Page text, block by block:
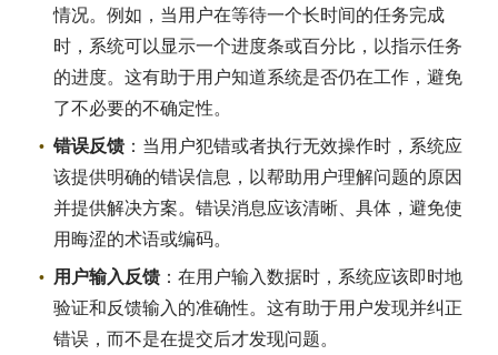
情况。例如，当用户在等待一个长时间的任务完成
时，系统可以显示一个进度条或百分比，以指示任务
的进度。这有助于用户知道系统是否仍在工作，避免
了不必要的不确定性。
错误反馈 ：当用户犯错或者执行无效操作时，系统应
该提供明确的错误信息，以帮助用户理解问题的原因
并提供解决方案。错误消息应该清晰、具体，避免使
用晦涩的术语或编码。
用户输入反馈 ：在用户输入数据时，系统应该即时地
验证和反馈输入的准确性。这有助于用户发现并纠正
错误，而不是在提交后才发现问题。